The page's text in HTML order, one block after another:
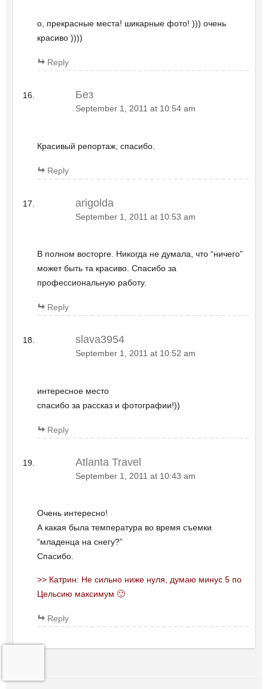
о, прекрасные места! шикарные фото! ))) очень
красиво ))))
Reply
Без
September 1, 2011 at 10:54 am
Красивый репортаж, спасибо.
Reply
arigolda
September 1, 2011 at 10:53 am
В полном восторге. Никогда не думала, что “ничего”
может быть та красиво. Спасибо за
профессиональную работу.
Reply
slava3954
September 1, 2011 at 10:52 am
интересное место
спасибо за рассказ и фотографии!))
Reply
Atlanta Travel
September 1, 2011 at 10:43 am
Очень интересно!
А какая была температура во время съемки
“младенца на снегу?”
Спасибо.
>> Катрин: Не сильно ниже нуля, думаю минус 5 по
Цельсию максимум 🙂
Reply